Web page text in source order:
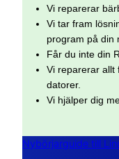
Vi reparerar
Vi tar fram
program på din
Får du inte din
Vi reparerar allt
datorer.
Vi hjälper dig
Nybörjarguide till